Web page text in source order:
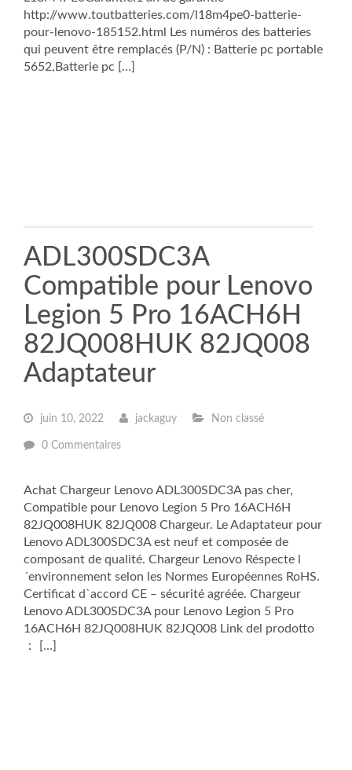
http://www.toutbatteries.com/l18m4pe0-batterie-
pour-lenovo-185152.html Les numéros des batteries
qui peuvent être remplacés (P/N) : Batterie pc portable
5652,Batterie pc […]
ADL300SDC3A
Compatible pour Lenovo
Legion 5 Pro 16ACH6H
82JQ008HUK 82JQ008
Adaptateur
juin 10, 2022 jackaguy Non classé
0 Commentaires
Achat Chargeur Lenovo ADL300SDC3A pas cher,
Compatible pour Lenovo Legion 5 Pro 16ACH6H
82JQ008HUK 82JQ008 Chargeur. Le Adaptateur pour
Lenovo ADL300SDC3A est neuf et composée de
composant de qualité. Chargeur Lenovo Réspecte l
´environnement selon les Normes Européennes RoHS.
Certificat d`accord CE – sécurité agréée. Chargeur
Lenovo ADL300SDC3A pour Lenovo Legion 5 Pro
16ACH6H 82JQ008HUK 82JQ008 Link del prodotto
： […]